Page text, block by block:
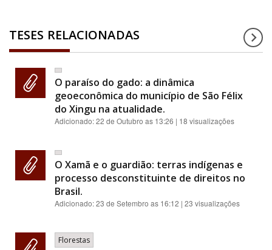
TESES RELACIONADAS
O paraíso do gado: a dinâmica
geoeconômica do município de São Félix
do Xingu na atualidade.
Adicionado:22 de Outubro as 13:26 | 18 visualizações
O Xamã e o guardião: terras indígenas e
processo desconstituinte de direitos no
Brasil.
Adicionado:23 de Setembro as 16:12 | 23 visualizações
Florestas